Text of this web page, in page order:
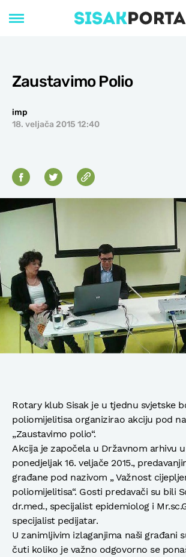
Zaustavimo Polio
imp
18. veljača 2015 12:40
Rotary klub Sisak je u tjednu svjetske
poliomijelitisa organizirao akciju pod
„Zaustavimo polio“.
Akcija je započela u Državnom arhivu
ponedjeljak 16. veljače 2015.,
građane pod nazivom „ Važnost
poliomijelitisa“. Gosti predavači su bili
dr.med., specijalist epidemiolog i
specijalist pedijatar.
U zanimljivim izlaganjima naši građani
čuti koliko je važno odgovorno se